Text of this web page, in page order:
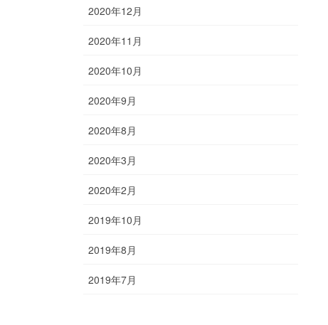
2020年12月
2020年11月
2020年10月
2020年9月
2020年8月
2020年3月
2020年2月
2019年10月
2019年8月
2019年7月